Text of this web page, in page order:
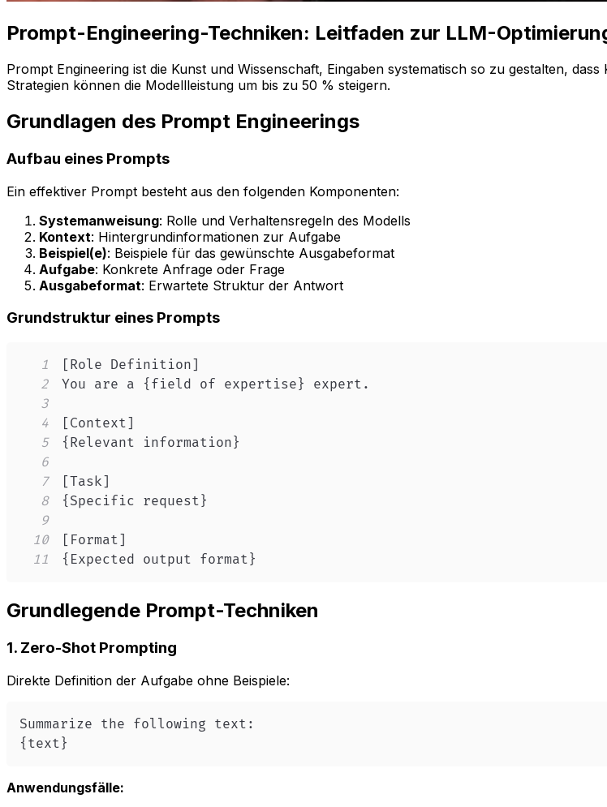
Prompt-Engineering-Techniken: Leitfaden zur LLM-
Prompt Engineering ist die Kunst und Wissenschaft, Eingaben systematisch so zu gestalten,
Strategien können die Modellleistung um bis zu 50 % steigern.
Grundlagen des Prompt Engineerings
Aufbau eines Prompts
Ein effektiver Prompt besteht aus den folgenden Komponenten:
Systemanweisung: Rolle und Verhaltensregeln des Modells
Kontext: Hintergrundinformationen zur Aufgabe
Beispiel(e): Beispiele für das gewünschte Ausgabeformat
Aufgabe: Konkrete Anfrage oder Frage
Ausgabeformat: Erwartete Struktur der Antwort
Grundstruktur eines Prompts
1
2
3
4
5
6
7
8
9
10
11
{Expected output format}
Grundlegende Prompt-Techniken
1. Zero-Shot Prompting
Direkte Definition der Aufgabe ohne Beispiele:
{text}
Anwendungsfälle: